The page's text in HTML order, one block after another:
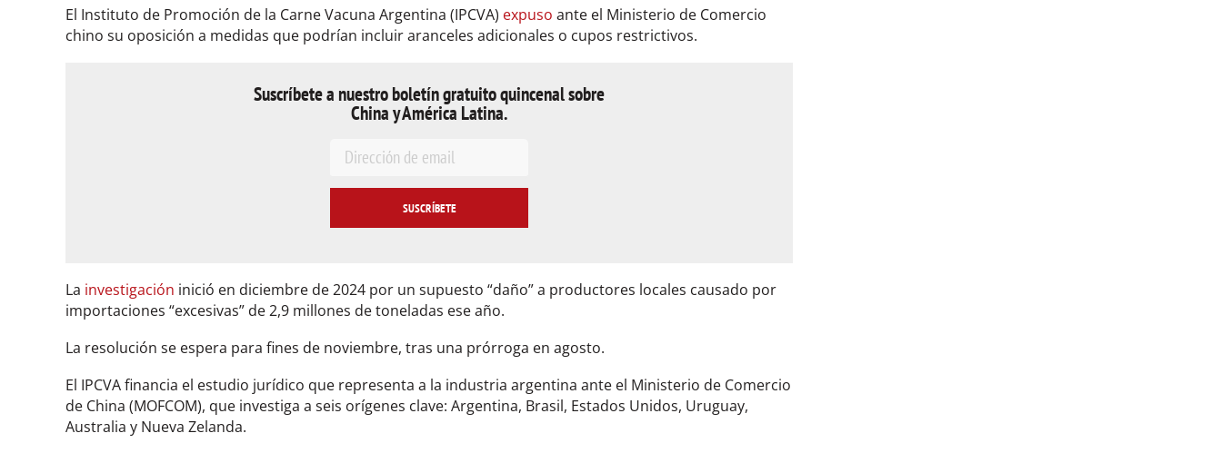
El Instituto de Promoción de la Carne Vacuna Argentina (IPCVA) expuso ante el Ministerio de Comercio
chino su oposición a medidas que podrían incluir aranceles adicionales o cupos restrictivos.
Suscríbete a nuestro boletín gratuito quincenal sobre
China y América Latina.
a
La investigación inició en diciembre de 2024 por un supuesto “daño” a productores locales causado por
importaciones “excesivas” de 2,9 millones de toneladas ese año.
La resolución se espera para fines de noviembre, tras una prórroga en agosto.
El IPCVA financia el estudio jurídico que representa a la industria argentina ante el Ministerio de Comercio
de China (MOFCOM), que investiga a seis orígenes clave: Argentina, Brasil, Estados Unidos, Uruguay,
Australia y Nueva Zelanda.